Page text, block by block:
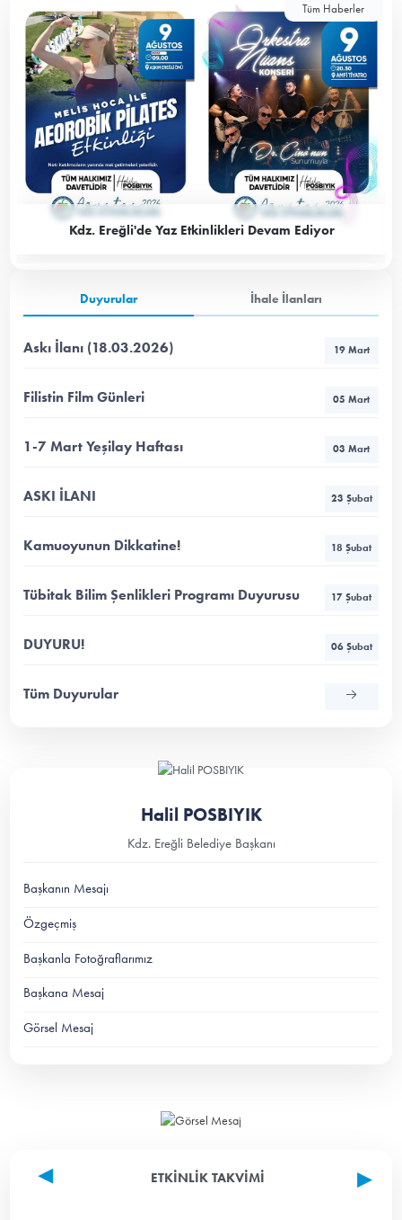
Tüm Haberler
Kdz. Ereğli'de Yaz Etkinlikleri Devam Ediyor
Duyurular İhale İlanları
Askı İlanı (18.03.2026) 19 Mart
Filistin Film Günleri 05 Mart
1-7 Mart Yeşilay Haftası 03 Mart
ASKI İLANI 23 Şubat
Kamuoyunun Dikkatine! 18 Şubat
Tübitak Bilim Şenlikleri Programı Duyurusu 17 Şubat
DUYURU! 06 Şubat
Tüm Duyurular
Halil POSBIYIK
Kdz. Ereğli Belediye Başkanı
Başkanın Mesajı
Özgeçmiş
Başkanla Fotoğraflarımız
Başkana Mesaj
Görsel Mesaj
ETKINLIK TAKVIMI